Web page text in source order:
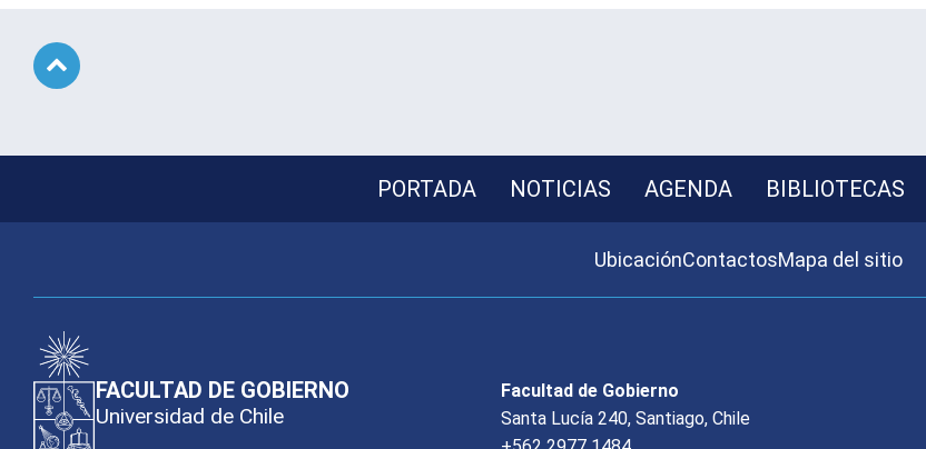
PORTADA NOTICIAS AGENDA BIBLIOTECAS
UbicaciónContactosMapa del sitio
FACULTAD DE GOBIERNO
Universidad de Chile
Facultad de Gobierno
Santa Lucía 240, Santiago, Chile